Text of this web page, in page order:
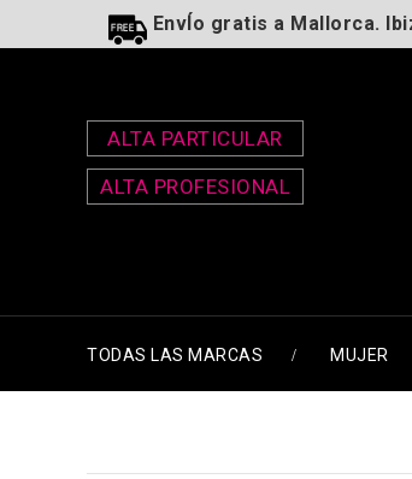
EnvÍo gratis a Mallorca.
ALTA PARTICULAR
ALTA PROFESIONAL
TODAS LAS MARCAS MUJER